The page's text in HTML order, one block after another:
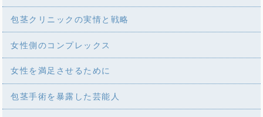
包茎クリニックの実情と戦略
女性側のコンプレックス
女性を満足させるために
包茎手術を暴露した芸能人